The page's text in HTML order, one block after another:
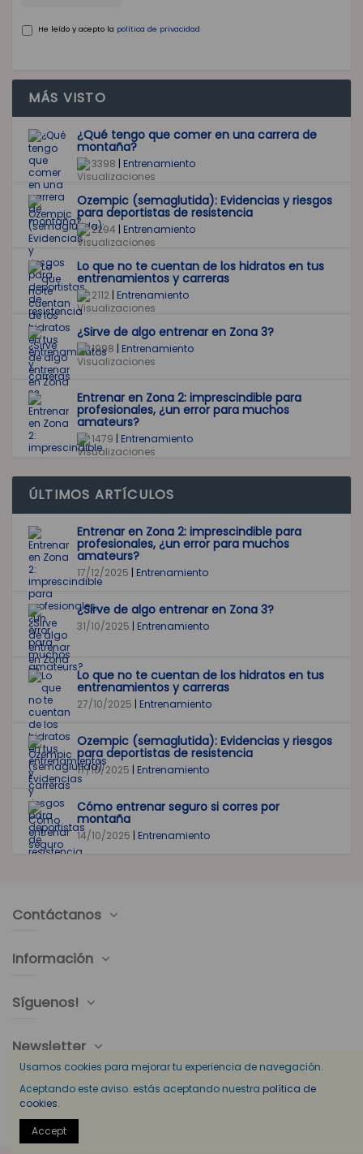
He leído y acepto la política de privacidad
MÁS VISTO
¿Qué tengo que comer en una carrera de
montaña?
3398 | Entrenamiento
Ozempic (semaglutida): Evidencias y riesgos
para deportistas de resistencia
2294 | Entrenamiento
Lo que no te cuentan de los hidratos en tus
entrenamientos y carreras
2112 | Entrenamiento
¿Sirve de algo entrenar en Zona 3?
1998 | Entrenamiento
Entrenar en Zona 2: imprescindible para
profesionales, ¿un error para muchos
amateurs?
1479 | Entrenamiento
ÚLTIMOS ARTÍCULOS
Entrenar en Zona 2: imprescindible para
profesionales, ¿un error para muchos
amateurs?
17/12/2025 | Entrenamiento
¿Sirve de algo entrenar en Zona 3?
31/10/2025 | Entrenamiento
Lo que no te cuentan de los hidratos en tus
entrenamientos y carreras
27/10/2025 | Entrenamiento
Ozempic (semaglutida): Evidencias y riesgos
para deportistas de resistencia
17/10/2025 | Entrenamiento
Cómo entrenar seguro si corres por
montaña
14/10/2025 | Entrenamiento
Contáctanos
Información
Síguenos!
Newsletter
Usamos cookies para mejorar tu experiencia de navegación.
Aceptando este aviso. estás aceptando nuestra política de
cookies.
Accept